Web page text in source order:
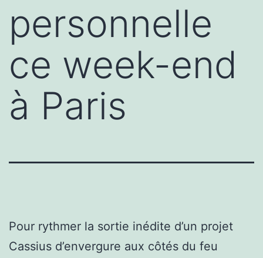
personnelle
ce week-end
à Paris
Pour rythmer la sortie inédite d’un projet
Cassius d’envergure aux côtés du feu